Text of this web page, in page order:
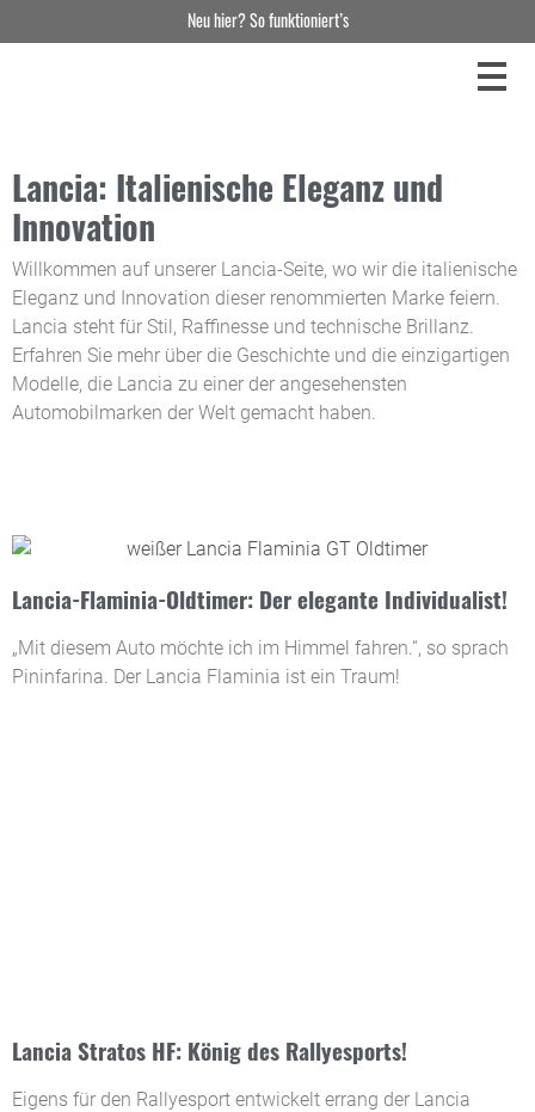
Lancia: Italienische Eleganz und
Innovation
Willkommen auf unserer Lancia-Seite, wo wir die italienische
Eleganz und Innovation dieser renommierten Marke feiern.
Lancia steht für Stil, Raffinesse und technische Brillanz.
Erfahren Sie mehr über die Geschichte und die einzigartigen
Modelle, die Lancia zu einer der angesehensten
Automobilmarken der Welt gemacht haben.
Lancia-Flaminia-Oldtimer: Der elegante Individualist!
„Mit diesem Auto möchte ich im Himmel fahren.“, so sprach
Pininfarina. Der Lancia Flaminia ist ein Traum!
Lancia Stratos HF: König des Rallyesports!
Eigens für den Rallyesport entwickelt errang der Lancia
Neu hier? So funktioniert’s